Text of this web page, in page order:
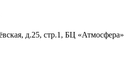
д.25, стр.1, БЦ «Атмосфера»